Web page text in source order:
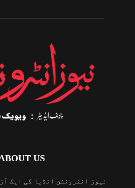
US
نیوز انٹرونشن انڈیا کی ایک